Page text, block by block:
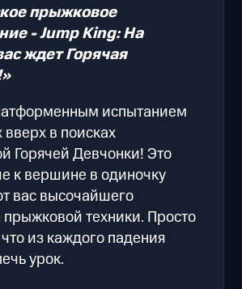
прыжковое
- Jump King: На
ждет Горячая
испытанием
в поисках
Горячей Девчонки! Это
к вершине в одиночку
вас высочайшего
прыжковой техники. Просто
из каждого падения
урок.